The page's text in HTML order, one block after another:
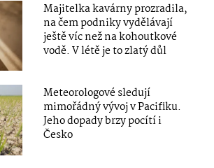
Majitelka kavárny prozradila,
na čem podniky vydělávají
ještě víc než na kohoutkové
vodě. V létě je to zlatý důl
Meteorologové sledují
mimořádný vývoj v Pacifiku.
Jeho dopady brzy pocítí i
Česko